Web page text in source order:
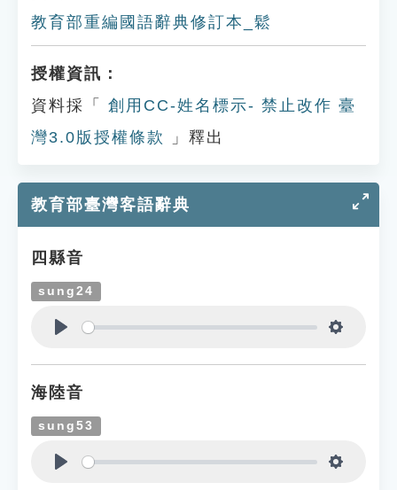
教育部重編國語辭典修訂本_鬆
授權資訊：
資料採「
創用CC-姓名標示- 禁止改作 臺
灣3.0版授權條款
」釋出
教育部臺灣客語辭典
四縣音
sung24
海陸音
sung53